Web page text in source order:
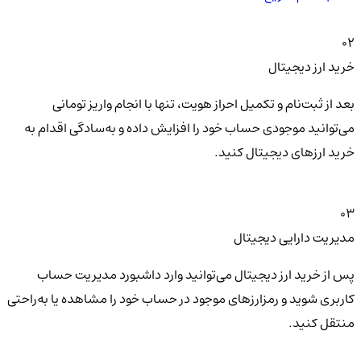
02
خرید ارز دیجیتال
بعد از ثبت‌نام و تکمیل احراز هویت، تنها با انجام واریز تومانی
می‌توانید موجودی حساب خود را افزایش داده و به‌سادگی اقدام به
خرید ارزهای دیجیتال کنید.
03
مدیریت دارایی دیجیتال
پس از خرید ارز دیجیتال می‌توانید وارد داشبورد مدیریت حساب
کاربری شوید و رمزارزهای موجود در حساب خود را مشاهده یا به‌راحتی
منتقل کنید.